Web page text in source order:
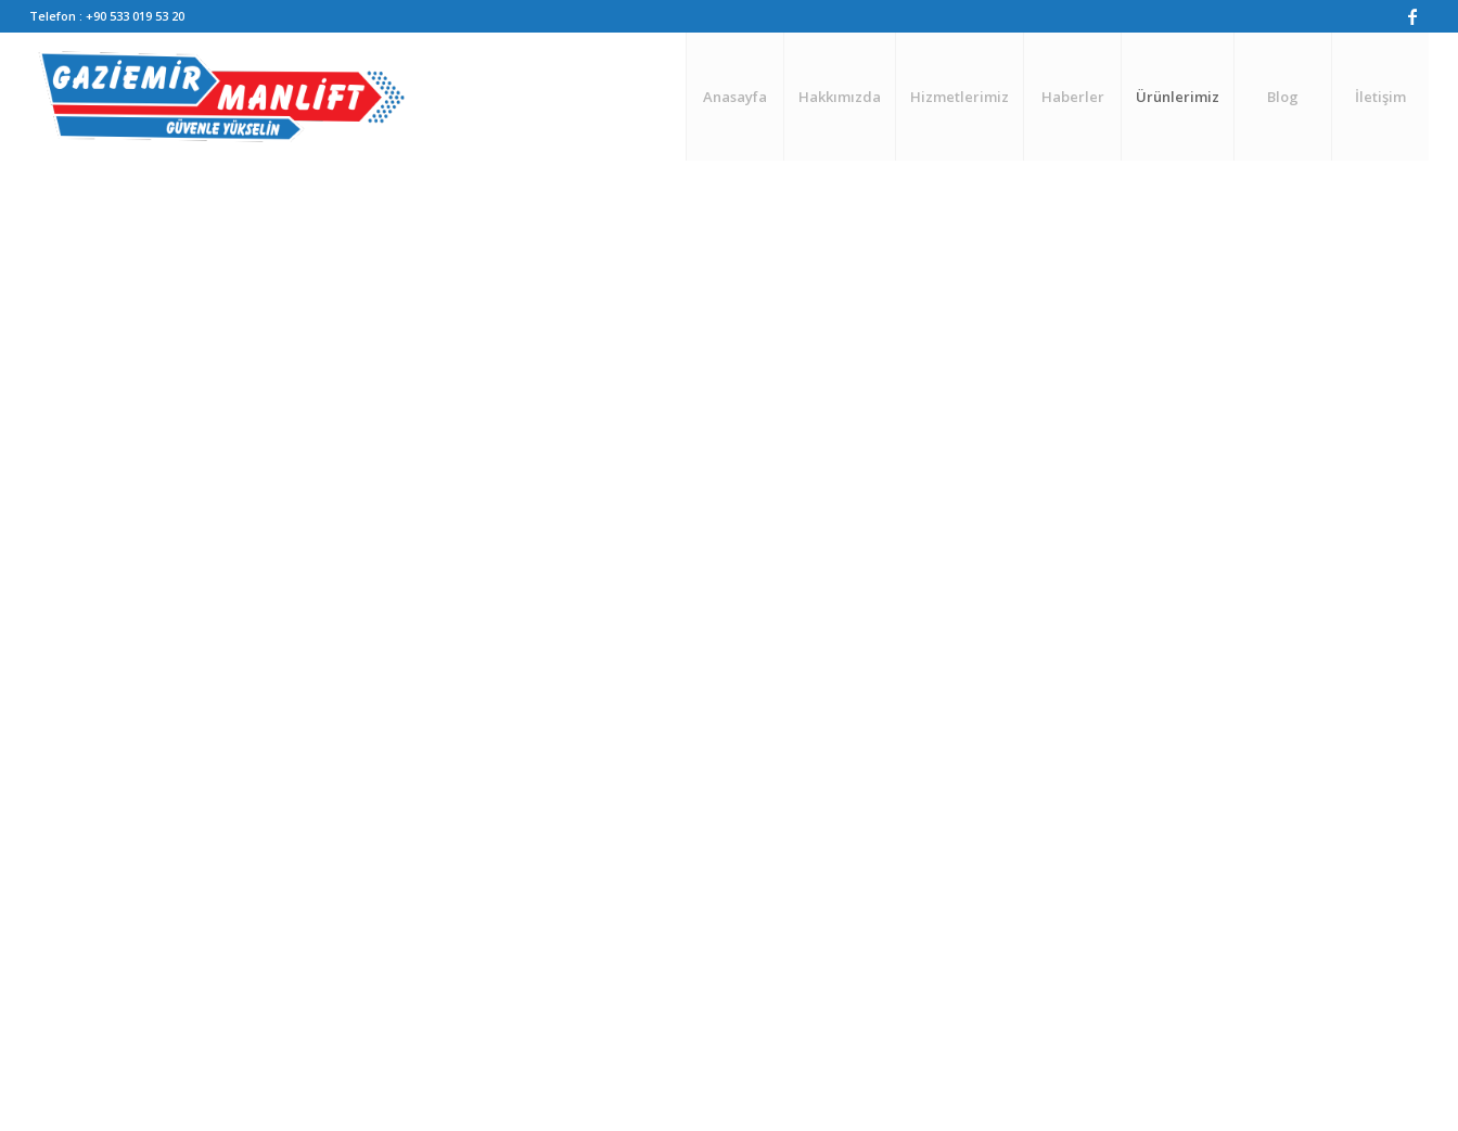
Telefon : +90 533 019 53 20
Anasayfa Hakkımızda Hizmetlerimiz Haberler Ürünlerimiz Blog İletişim